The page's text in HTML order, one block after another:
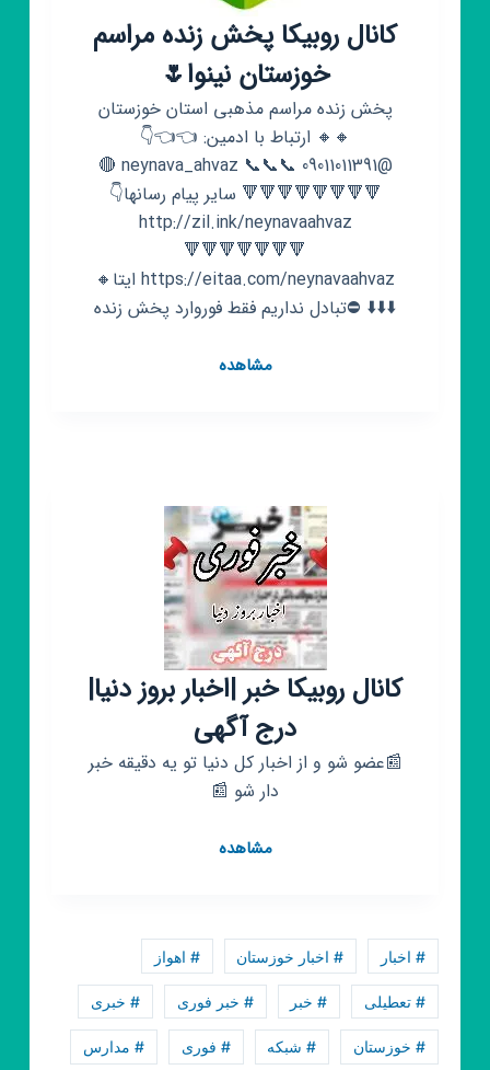
کانال روبیکا پخش زنده مراسم
خوزستان نینوا🌷
پخش زنده مراسم مذهبی استان خوزستان
🔸️🔸️ ارتباط با ادمین: 👈👈👇
@neynava_ahvaz 📞📞📞 09011011391 🔴
🔻🔻🔻🔻🔻🔻🔻🔻 سایر پیام رسانها👇
http://zil.ink/neynavaahvaz
🔻🔻🔻🔻🔻🔻🔻
https://eitaa.com/neynavaahvaz ایتا🔸️
⬇️⬇️⬇️ ⛔تبادل نداریم فقط فوروارد پخش زنده
مشاهدهکانال
نینوا
🌷
کانال روبیکا خبر |اخبار بروز دنیا|
درج آگهی
📰عضو شو و از اخبار کل دنیا تو یه دقیقه خبر
دار شو 📰
مشاهدهکانال
اخبار
بروز
دنیا|
درج
آگهی
# اخبار # اخبار خوزستان # اهواز
# تعطیلی # خبر # خبر فوری # خبری
# خوزستان # شبکه # فوری # مدارس